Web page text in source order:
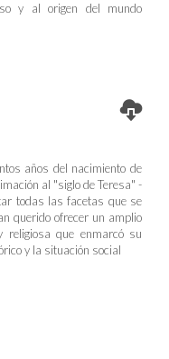
y al origen del mundo
años del nacimiento de
al "siglo de Teresa" -
todas las facetas que se
querido ofrecer un amplio
religiosa que enmarcó su
y la situación social